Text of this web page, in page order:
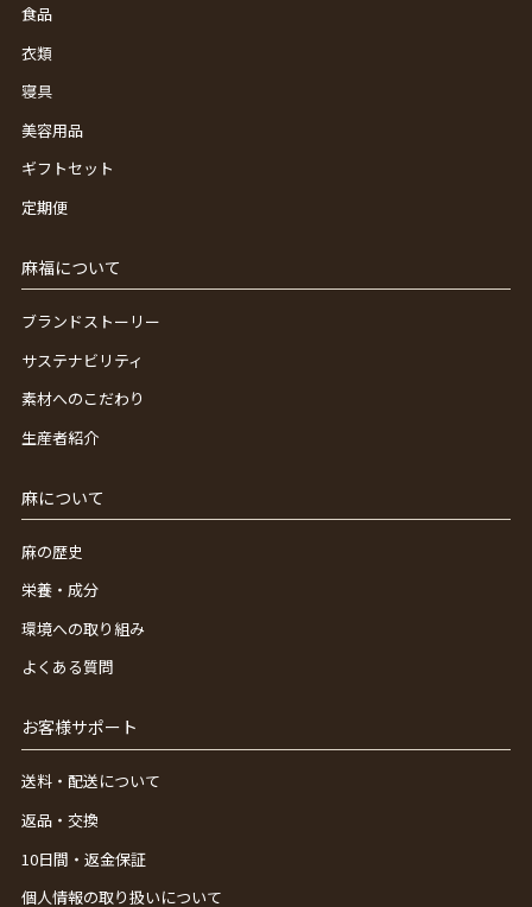
食品
衣類
寝具
美容用品
ギフトセット
定期便
麻福について
ブランドストーリー
サステナビリティ
素材へのこだわり
生産者紹介
麻について
麻の歴史
栄養・成分
環境への取り組み
よくある質問
お客様サポート
送料・配送について
返品・交換
10日間・返金保証
個人情報の取り扱いについて